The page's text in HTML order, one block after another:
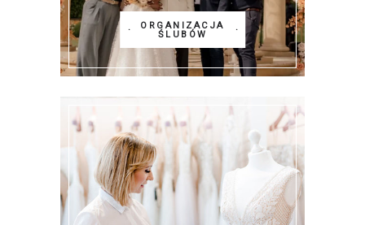
ORGANIZACJA
ŚLUBÓW